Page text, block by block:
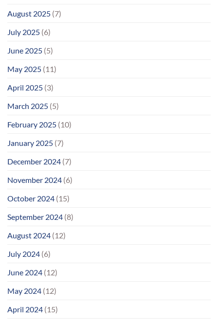
August 2025 (7)
July 2025 (6)
June 2025 (5)
May 2025 (11)
April 2025 (3)
March 2025 (5)
February 2025 (10)
January 2025 (7)
December 2024 (7)
November 2024 (6)
October 2024 (15)
September 2024 (8)
August 2024 (12)
July 2024 (6)
June 2024 (12)
May 2024 (12)
April 2024 (15)